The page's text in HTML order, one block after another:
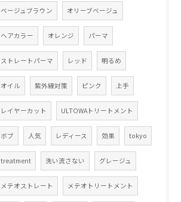
ベージュブラウン オリーブベージュ
ヘアカラー オレンジ パーマ
ストレートパーマ レッド 明るめ
オイル 紫外線対策 ピンク 上手
レイヤーカット ULTOWAトリートメント
ボブ 人気 レディース 効果 tokyo
treatment 洗い流さない グレージュ
メテオストレート メテオトリートメント